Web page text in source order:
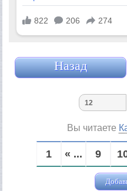
Назад
Вы читаете
1 « ... 9